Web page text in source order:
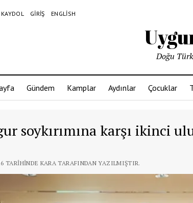
KAYDOL GIRIŞ ENGLISH
Doğu
Gündem Kamplar Aydınlar Çocuklar
soykırımına karşı ikinci
TARIHINDE KARA TARAFINDAN YAZILMIŞTIR.